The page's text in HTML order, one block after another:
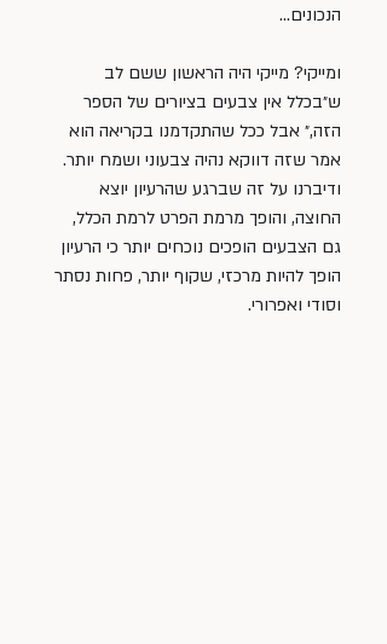
הנכונים…
ומייקי? מייקי היה הראשון ששם לב
ש״בכלל אין צבעים בציורים של הספר
הזה,״ אבל ככל שהתקדמנו בקריאה הוא
אמר שזה דווקא נהיה צבעוני ושמח יותר.
ודיברנו על זה שברגע שהרעיון יוצא
החוצה, והופך מרמת הפרט לרמת הכלל,
גם הצבעים הופכים נוכחים יותר כי הרעיון
הופך להיות מרכזי, שקוף יותר, פחות נסתר
וסודי ואפרורי.